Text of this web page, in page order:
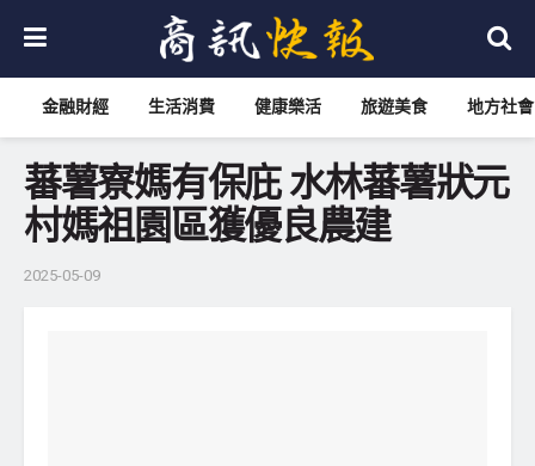
金融財經 生活消費 健康樂活 旅遊美食 地方社會
蕃薯寮媽有保庇 水林蕃薯狀元
村媽祖園區獲優良農建
2025-05-09